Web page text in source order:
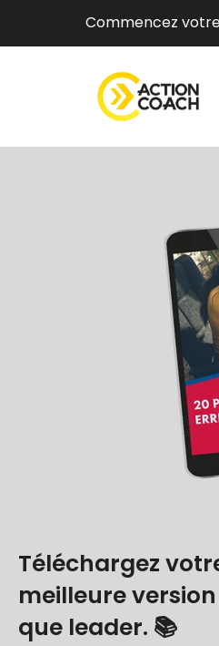
Commencez
Téléchargez
meilleure
que leader. 📚